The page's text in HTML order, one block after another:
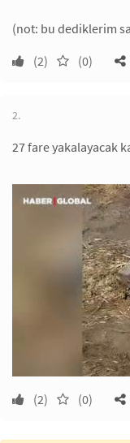
(not: bu dediklerim
(2)
(0)
2.
27 fare yakalayacak
(2) (0)